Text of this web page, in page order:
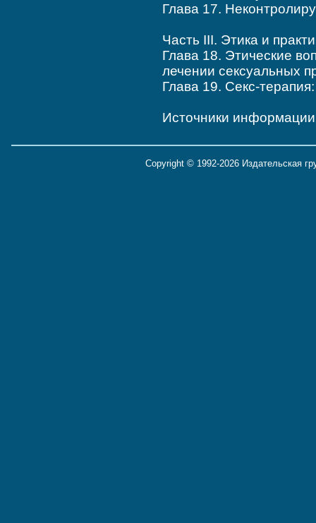
Глава 17.
Часть III. Этика и
Глава 18. Этические
лечении сексуальных
Глава 19. Секс-
Источники
Copyright © 1992-2026 Издательская